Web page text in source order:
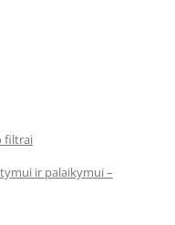
filtrai
ir palaikymui –